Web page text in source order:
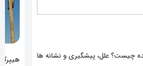
چیست؟ علل، پیشگیری و نشانه ها